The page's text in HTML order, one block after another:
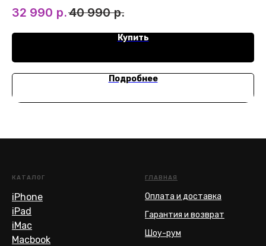
дизайн для ценителей стиля.
32 990 р.40 990 р.
Купить
Подробнее
КАТАЛОГ
iPhone
iPad
iMac
Macbook
ГЛАВНАЯ
Оплата и доставка
Гарантия и возврат
Шоу-рум